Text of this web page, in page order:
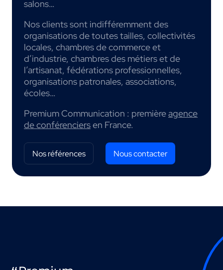
salons…
Nos clients sont indifféremment des
organisations de toutes tailles, collectivités
locales, chambres de commerce et
d’industrie, chambres des métiers et de
l’artisanat, fédérations professionnelles,
organisations patronales, associations,
écoles…
Premium Communication : premièreagence
de conférenciersen France.
Nos références Nous contacter